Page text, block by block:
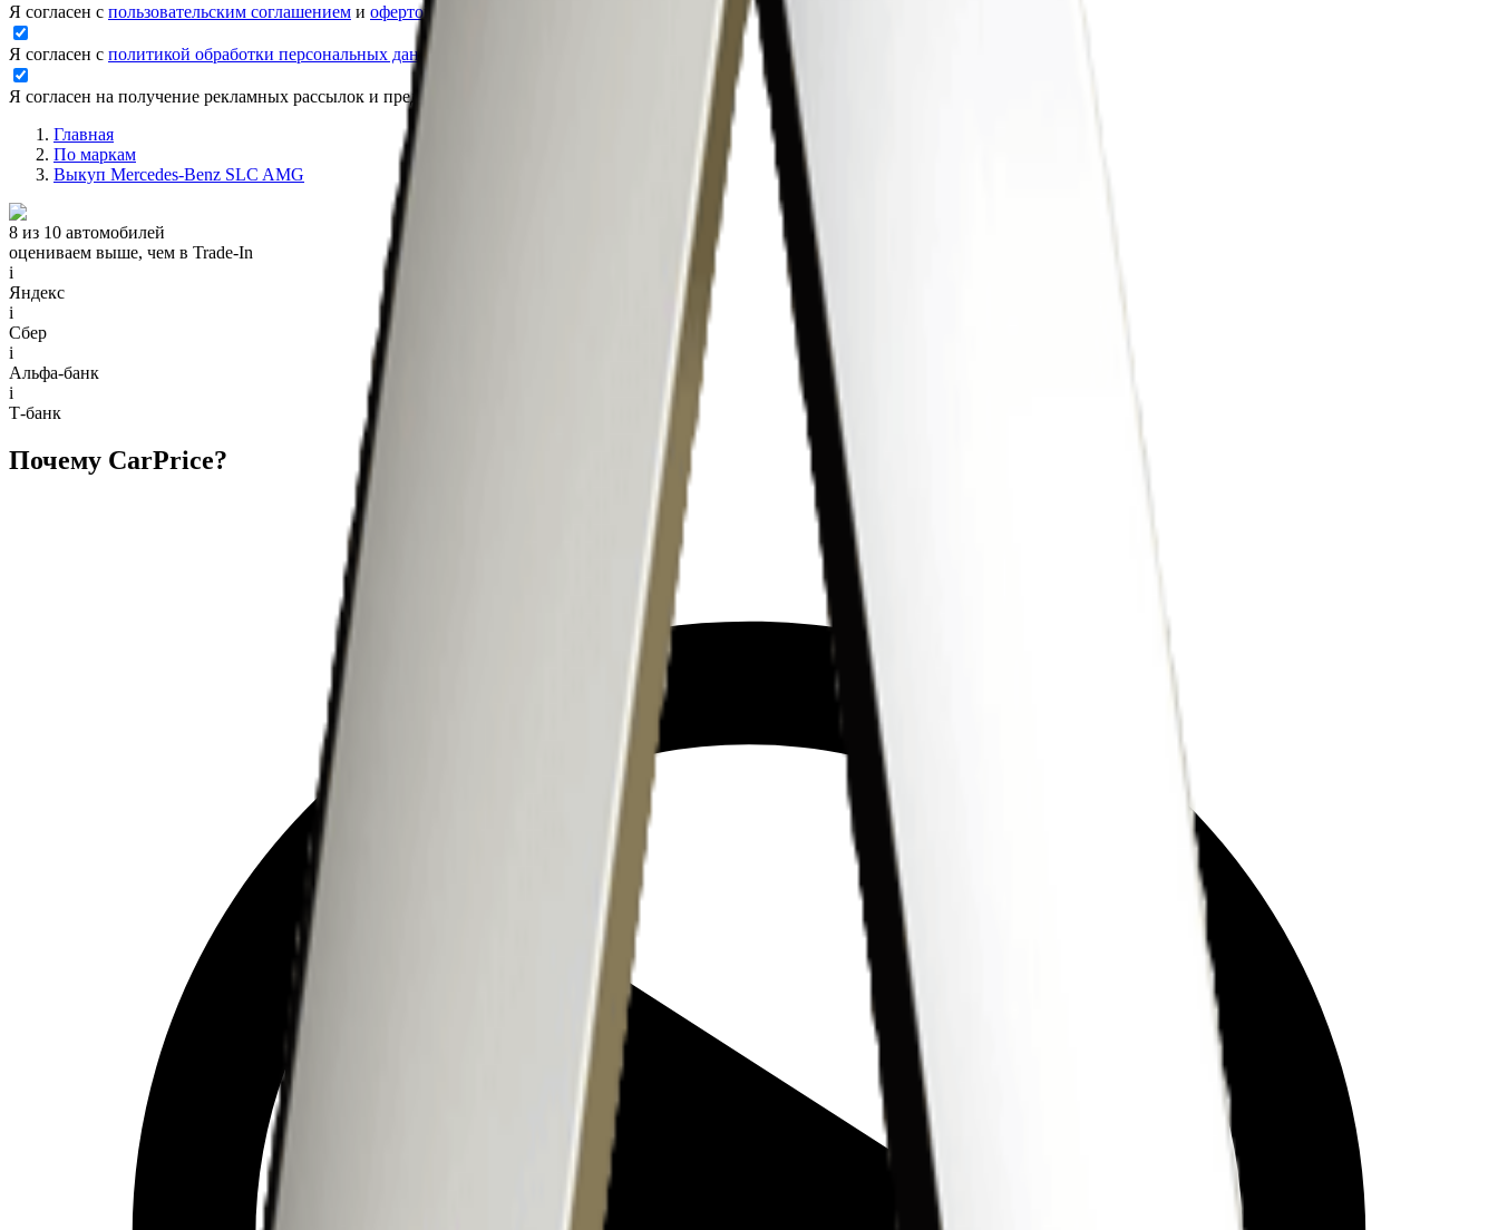
Я согласен с пользовательским соглашением и офертой
Я согласен с политикой обработки персональных данных
Я согласен на получение рекламных рассылок и предложений
Главная
По маркам
Выкуп Mercedes-Benz SLC AMG
8 из 10 автомобилей
оцениваем выше, чем в Trade‑In
i
Яндекс
i
Сбер
i
Альфа-банк
i
Т-банк
Почему CarPrice?